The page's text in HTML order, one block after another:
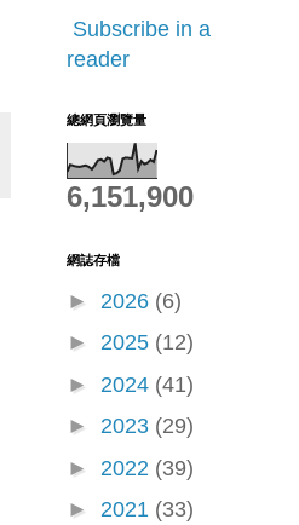
Subscribe in a
reader
總網頁瀏覽量
6,151,900
網誌存檔
► 2026 (6)
► 2025 (12)
► 2024 (41)
► 2023 (29)
► 2022 (39)
► 2021 (33)